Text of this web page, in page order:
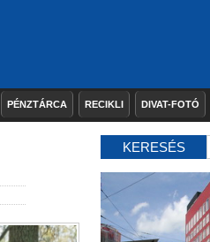
PÉNZTÁRCA RECIKLI DIVAT-FOTÓ
KERESÉS